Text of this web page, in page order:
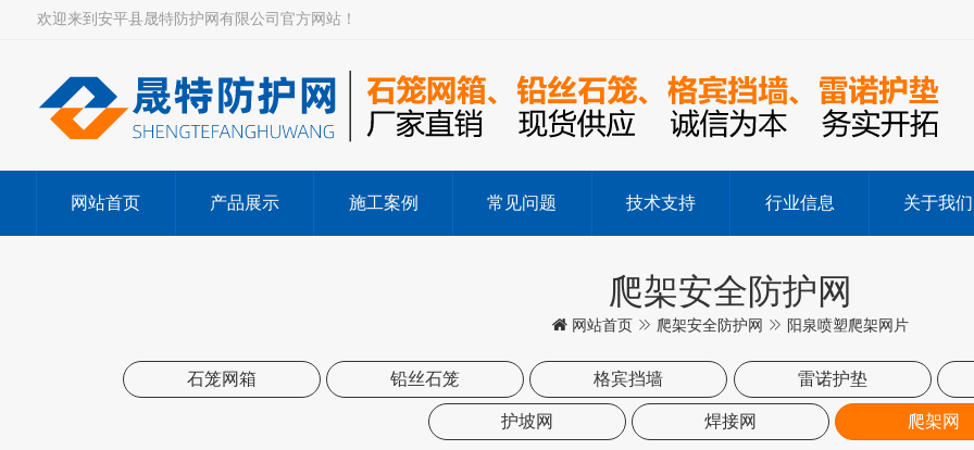
欢迎来到安平县晟特防护网有限公司官方网站！
网站首页 产品展示 施工案例 常见问题 技术支持 行业信息 关于我们
爬架安全防护网
网站首页 爬架安全防护网 阳泉喷塑爬架网片
石笼网箱 铅丝石笼 格宾挡墙 雷诺护垫
护坡网 焊接网 爬架网